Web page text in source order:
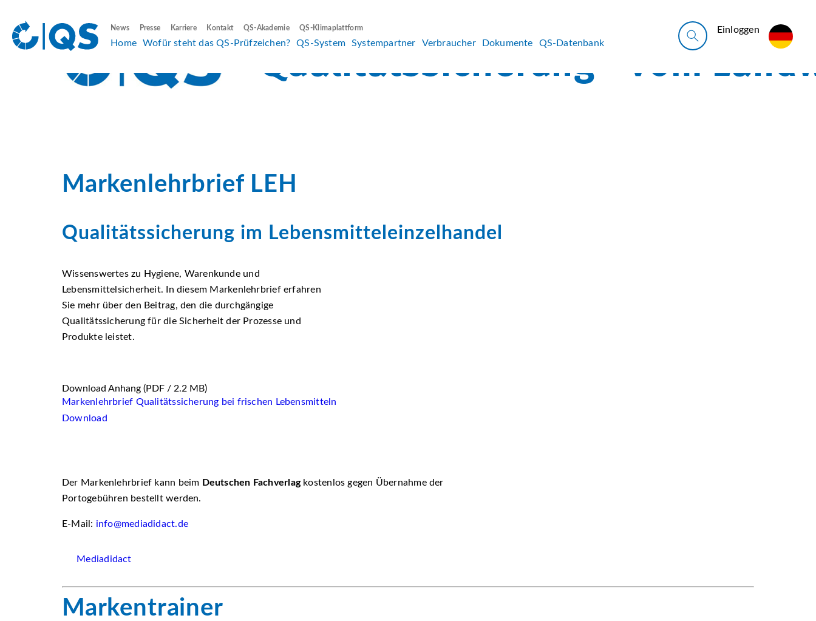
News Presse Karriere Kontakt QS-Akademie QS-Klimaplattform
Home Wofür steht das QS-Prüfzeichen? QS-System Systempartner Verbraucher Dokumente QS-Datenbank
Ein­log­gen
Markenlehrbrief LEH
Qualitätssicherung im Lebensmitteleinzelhandel
Wissenswertes zu Hygiene, Warenkunde und
Lebensmittelsicherheit. In diesem Markenlehrbrief erfahren
Sie mehr über den Beitrag, den die durchgängige
Qualitätssicherung für die Sicherheit der Prozesse und
Produkte leistet.
Download Anhang (PDF / 2.2 MB)
Markenlehrbrief Qualitätssicherung bei frischen Lebensmitteln
Download
Der Markenlehrbrief kann beim Deutschen Fachverlagkostenlos gegen Übernahme der
Portogebühren bestellt werden.
E-Mail: info@mediadidact.de
Mediadidact
Markentrainer